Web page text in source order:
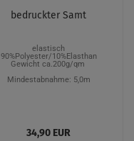
bedruckter Samt
elastisch
90%Polyester/10%Elasthan
Gewicht ca.200g/qm
Mindestabnahme: 5,0m
34,90 EUR